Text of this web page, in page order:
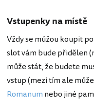
Vstupenky na místě
Vždy se můžou koupit
slot vám bude přidělen
může stát, že budete
vstup (mezi tím ale
Romanum nebo jiné